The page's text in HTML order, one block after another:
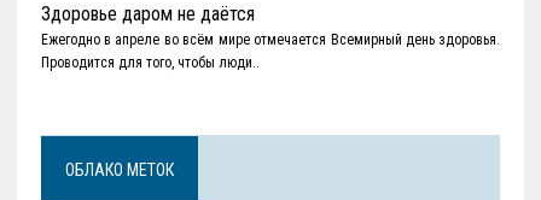
Здоровье даром не даётся
Ежегодно в апреле во всём мире отмечается Всемирный день здоровья.
Проводится для того, чтобы люди..
ОБЛАКО МЕТОК